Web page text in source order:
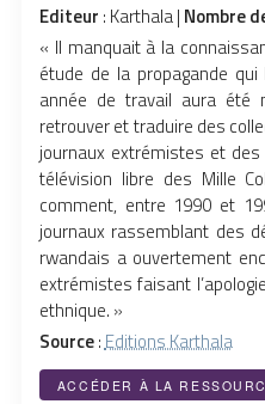
Editeur : Karthala | Nombre
« Il manquait à la
étude de la propagande qui
année de travail aura été
retrouver et traduire des
journaux extrémistes et
télévision libre des Mille
comment, entre 1990 et
journaux rassemblant des
rwandais a ouvertement
extrémistes faisant
ethnique. »
Source:Editions Karthala
ACCÉDER À LA